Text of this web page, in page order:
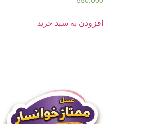
افزودن به سبد خرید